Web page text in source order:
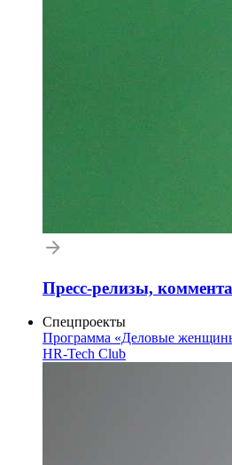
Пресс-релизы,
Спецпроекты
Программа «Деловые
HR-Tech Club